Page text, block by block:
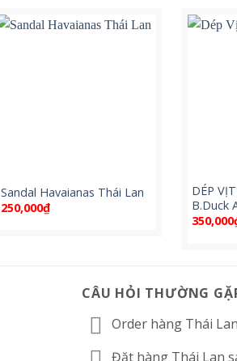
Sandal Havaianas Thái Lan
250,000₫
DÉP
B.Duck
350,000
CÂU HỎI THƯỜNG
Order hàng Thái
Đặt hàng Thái Lan